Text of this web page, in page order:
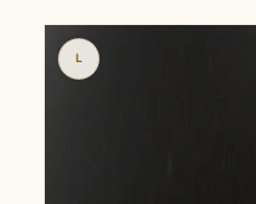
L